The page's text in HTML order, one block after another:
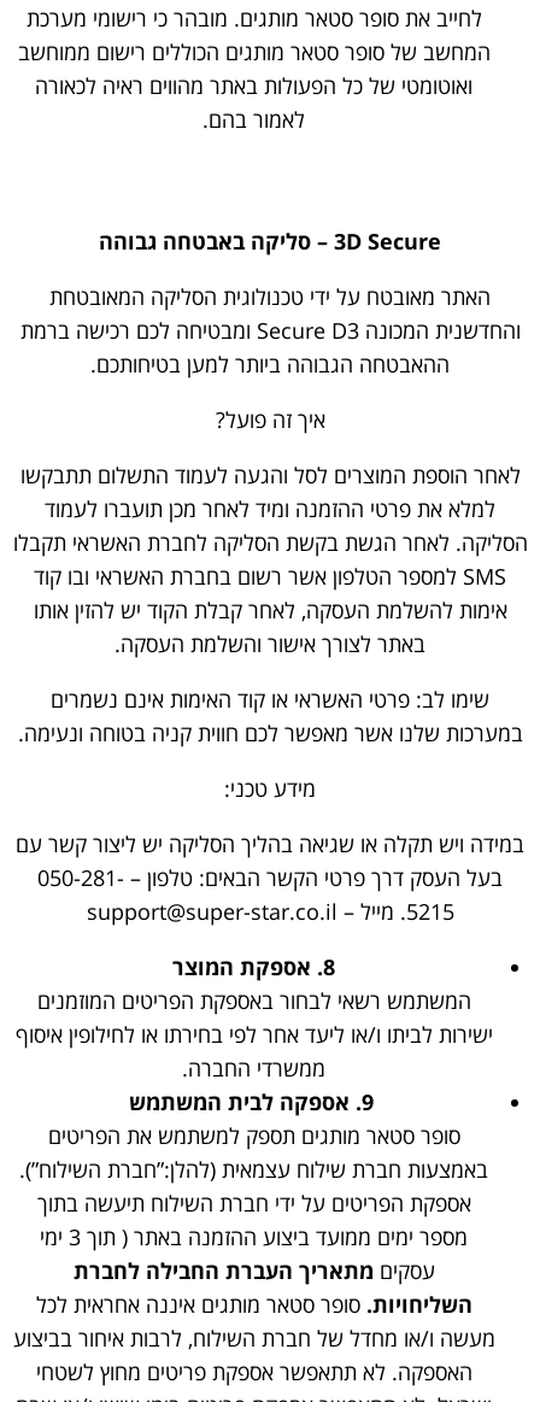
לחייב את סופר סטאר מותגים. מובהר כי רישומי מערכת
המחשב של סופר סטאר מותגים הכוללים רישום ממוחשב
ואוטומטי של כל הפעולות באתר מהווים ראיה לכאורה
לאמור בהם.
3D Secure
– סליקה באבטחה גבוהה
האתר מאובטח על ידי טכנולוגית הסליקה המאובטחת
והחדשנית המכונה Secure D3 ומבטיחה לכם רכישה ברמת
ההאבטחה הגבוהה ביותר למען בטיחותכם.
איך זה פועל?
לאחר הוספת המוצרים לסל והגעה לעמוד התשלום תתבקשו
למלא את פרטי ההזמנה ומיד לאחר מכן תועברו לעמוד
הסליקה. לאחר הגשת בקשת הסליקה לחברת האשראי תקבלו
SMS למספר הטלפון אשר רשום בחברת האשראי ובו קוד
אימות להשלמת העסקה, לאחר קבלת הקוד יש להזין אותו
באתר לצורך אישור והשלמת העסקה.
שימו לב: פרטי האשראי או קוד האימות אינם נשמרים
במערכות שלנו אשר מאפשר לכם חווית קניה בטוחה ונעימה.
מידע טכני:
במידה ויש תקלה או שגיאה בהליך הסליקה יש ליצור קשר עם
בעל העסק דרך פרטי הקשר הבאים: טלפון – 050-281-
5215. מייל – support@super-star.co.il
8. אספקת המוצר
המשתמש רשאי לבחור באספקת הפריטים המוזמנים
ישירות לביתו ו/או ליעד אחר לפי בחירתו או לחילופין איסוף
ממשרדי החברה.
9.
אספקה לבית המשתמש
סופר סטאר מותגים תספק למשתמש את הפריטים
באמצעות חברת שילוח עצמאית (להלן:”חברת השילוח”).
אספקת הפריטים על ידי חברת השילוח תיעשה בתוך
מספר ימים ממועד ביצוע ההזמנה באתר ( תוך 3 ימי
עסקים מתאריך העברת החבילה לחברת
השליחויות.סופר סטאר מותגים איננה אחראית לכל
מעשה ו/או מחדל של חברת השילוח, לרבות איחור בביצוע
האספקה. לא תתאפשר אספקת פריטים מחוץ לשטחי